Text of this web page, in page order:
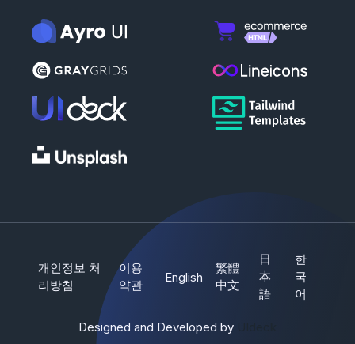
개인정보 처
리방침
이용
약관
English
繁體
中文
日
本
語
한
국
어
Designed and Developed by